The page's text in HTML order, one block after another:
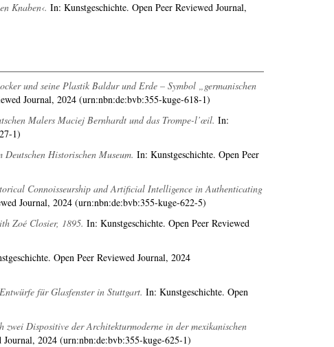
Knaben‹. In: Kunstgeschichte. Open Peer Reviewed Journal,
und seine Plastik Baldur und Erde – Symbol „germanischen
Journal, 2024 (urn:nbn:de:bvb:355-kuge-618-1)
Malers Maciej Bernhardt und das Trompe-l’œil. In:
1)
Historischen Museum. In: Kunstgeschichte. Open Peer
Connoisseurship and Artificial Intelligence in Authenticating
Journal, 2024 (urn:nbn:de:bvb:355-kuge-622-5)
Zoé Closier, 1895. In: Kunstgeschichte. Open Peer Reviewed
Open Peer Reviewed Journal, 2024
für Glasfenster in Stuttgart. In: Kunstgeschichte. Open
Dispositive der Architektur­moderne in der mexikanischen
2024 (urn:nbn:de:bvb:355-kuge-625-1)